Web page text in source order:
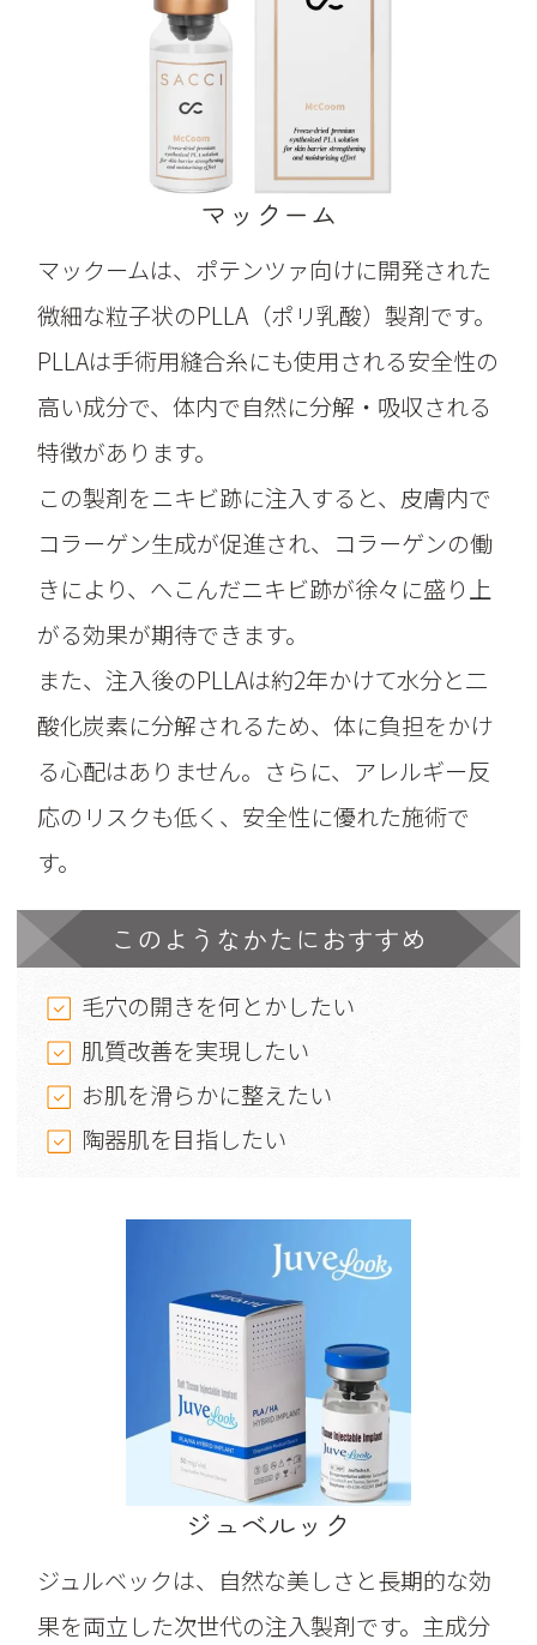
マックーム
マックームは、ポテンツァ向けに開発された
微細な粒子状のPLLA（ポリ乳酸）製剤です。
PLLAは手術用縫合糸にも使用される安全性の
高い成分で、体内で自然に分解・吸収される
特徴があります。
この製剤をニキビ跡に注入すると、皮膚内で
コラーゲン生成が促進され、コラーゲンの働
きにより、へこんだニキビ跡が徐々に盛り上
がる効果が期待できます。
また、注入後のPLLAは約2年かけて水分と二
酸化炭素に分解されるため、体に負担をかけ
る心配はありません。さらに、アレルギー反
応のリスクも低く、安全性に優れた施術で
す。
このようなかたにおすすめ
毛穴の開きを何とかしたい
肌質改善を実現したい
お肌を滑らかに整えたい
陶器肌を目指したい
ジュベルック
ジュルベックは、自然な美しさと長期的な効
果を両立した次世代の注入製剤です。主成分